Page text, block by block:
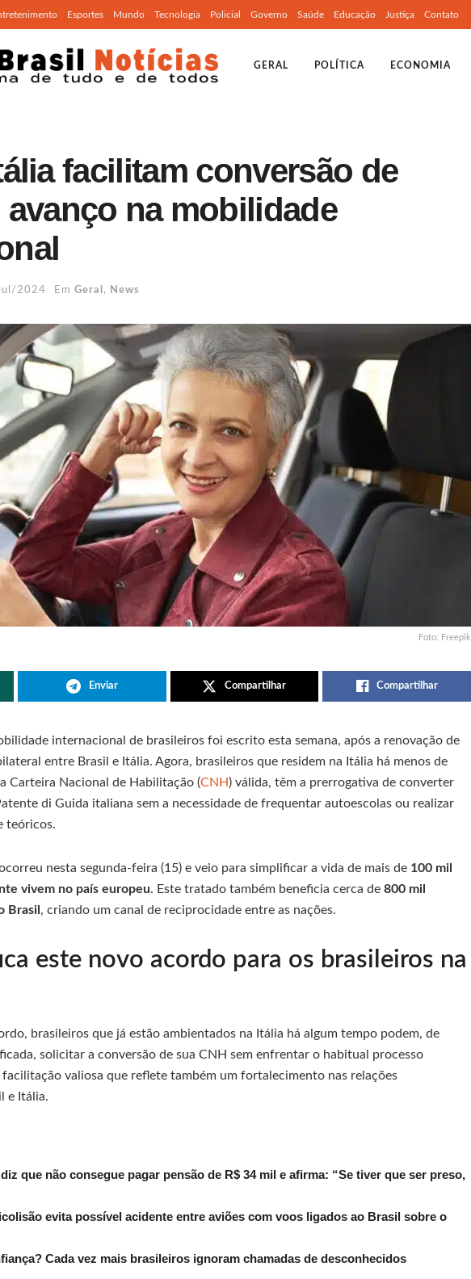
Esportes Mundo Tecnologia Policial Governo Saúde Educação Justiça Contato
GERAL POLÍTICA ECONOMIA
facilitam conversão de
avanço na mobilidade
2024 Em Geral , News
Foto: Freepik
Enviar Compartilhar Compartilhar
internacional de brasileiros foi escrito esta semana, após a renovação de
entre Brasil e Itália. Agora, brasileiros que residem na Itália há menos de
Carteira Nacional de Habilitação (CNH) válida, têm a prerrogativa de converter
di Guida italiana sem a necessidade de frequentar autoescolas ou realizar
teóricos.
nesta segunda-feira (15) e veio para simplificar a vida de mais de 100 mil
vivem no país europeu. Este tratado também beneficia cerca de 800 mil
Brasil , criando um canal de reciprocidade entre as nações.
este novo acordo para os brasileiros na
brasileiros que já estão ambientados na Itália há algum tempo podem, de
solicitar a conversão de sua CNH sem enfrentar o habitual processo
valiosa que reflete também um fortalecimento nas relações
e Itália.
que não consegue pagar pensão de R$ 34 mil e afirma: “Se tiver que ser preso,
evita possível acidente entre aviões com voos ligados ao Brasil sobre o
Cada vez mais brasileiros ignoram chamadas de desconhecidos